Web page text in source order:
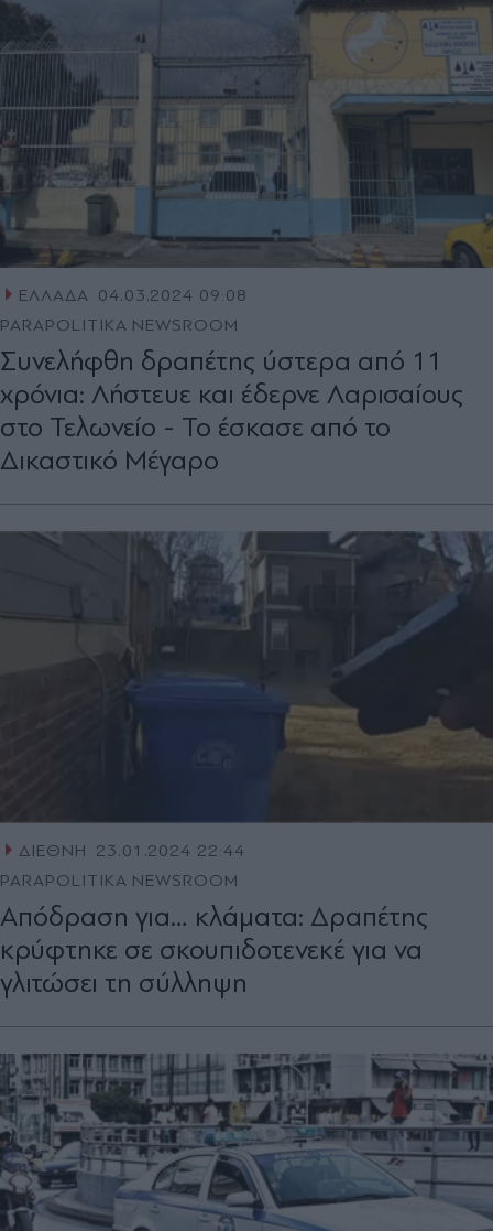
ΕΛΛΑΔΑ 04.03.2024 09:08
PARAPOLITIKA NEWSROOM
Συνελήφθη δραπέτης ύστερα από 11
χρόνια: Λήστευε και έδερνε Λαρισαίους
στο Τελωνείο - Το έσκασε από το
Δικαστικό Μέγαρο
ΔΙΕΘΝΗ
23.01.2024 22:44
PARAPOLITIKA NEWSROOM
Απόδραση για… κλάματα: Δραπέτης
κρύφτηκε σε σκουπιδοτενεκέ για να
γλιτώσει τη σύλληψη